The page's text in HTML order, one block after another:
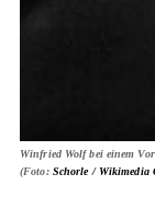
Winfried Wolf bei einem
(Foto: Schorle / Wikimedia